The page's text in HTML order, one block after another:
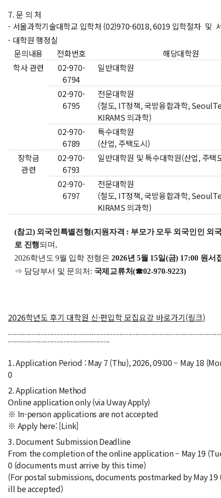
7.문 의 처
- 서울과학기술대학교 입학처 (02)970-6018, 6019 입학절차 및
- 대학원 행정실
문의내용
전화번호
해당대학원
학사 관련
02-970-
6794
일반대학원
02-970-
6795
전문대학원
(철도, IT정책,국방융합과학,
KIRAMS의과학)
02-970-
6789
특수대학원
(산업, 주택도시)
장학금
관련
02-970-
6793
일반대학원 및 특수대학원(산업, 주택
02-970-
6797
전문대학원
(철도, IT정책,국방융합과학,
KIRAMS의과학)
(참고) 외국인특별전형(지원자격 : 부모가 모두 외국인인 외
로 진행되며 ,
2026학년도 9월 입학 전형은 2026년 5월 15일(금) 17:00 원서
⇒ 담당부서 및 문의처 : 국제교류처(☎02-970-9223)
2026학년도 후기 대학원 신·편입학 모집요강 바로가기(링크)
--------------------------------------------
1. Application Period : May 7 (Thu), 2026, 09:00 – May 18
0
2. Application Method
Online application only (via Uway Apply)
※ In-person applications are not accepted
※ Apply here: [Link]
3. Document Submission Deadline
From the completion of the online application – May 19
0 (documents must arrive by this time)
(For postal submissions, documents postmarked by May 19
ill be accepted)